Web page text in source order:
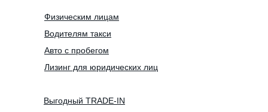
Водителям такси
Физическим лицам
Авто с пробегом
Лизинг для юридических лиц
Выгодный TRADE-IN